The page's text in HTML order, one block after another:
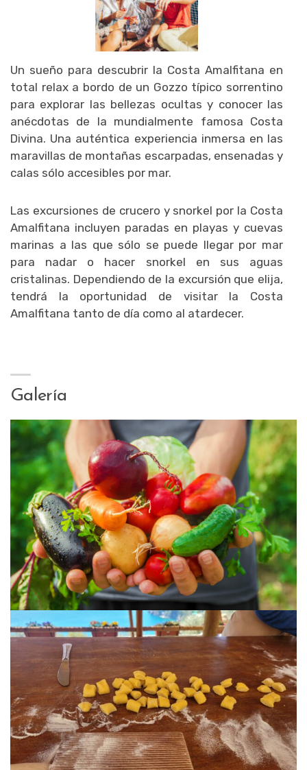
Un sueño para descubrir la Costa Amalfitana en
total relax a bordo de un Gozzo típico sorrentino
para explorar las bellezas ocultas y conocer las
anécdotas de la mundialmente famosa Costa
Divina. Una auténtica experiencia inmersa en las
maravillas de montañas escarpadas, ensenadas y
calas sólo accesibles por mar.
Las excursiones de crucero y snorkel por la Costa
Amalfitana incluyen paradas en playas y cuevas
marinas a las que sólo se puede llegar por mar
para nadar o hacer snorkel en sus aguas
cristalinas. Dependiendo de la excursión que elija,
tendrá la oportunidad de visitar la Costa
Amalfitana tanto de día como al atardecer.
Galería